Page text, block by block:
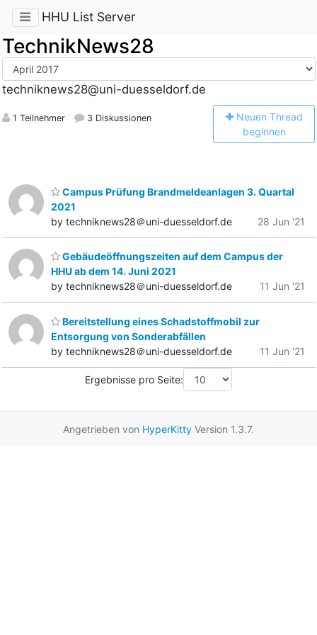
HHU List Server
TechnikNews28
techniknews28@uni-duesseldorf.de
1 Teilnehmer 3 Diskussionen Neuen Thread
beginnen
Campus Prüfung Brandmeldeanlagen 3. Quartal
2021
by techniknews28＠uni-duesseldorf.de
28 Jun '21
Gebäudeöffnungszeiten auf dem Campus der
HHU ab dem 14. Juni 2021
by techniknews28＠uni-duesseldorf.de
11 Jun '21
Bereitstellung eines Schadstoffmobil zur
Entsorgung von Sonderabfällen
by techniknews28＠uni-duesseldorf.de
11 Jun '21
Ergebnisse pro Seite:
Angetrieben von HyperKitty Version 1.3.7.